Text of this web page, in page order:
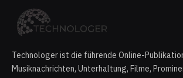
Technologer ist die führende Online-
Musiknachrichten, Unterhaltung, Filme,